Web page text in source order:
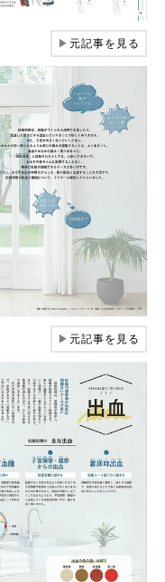
▶元記事を見る
▶元記事を見る